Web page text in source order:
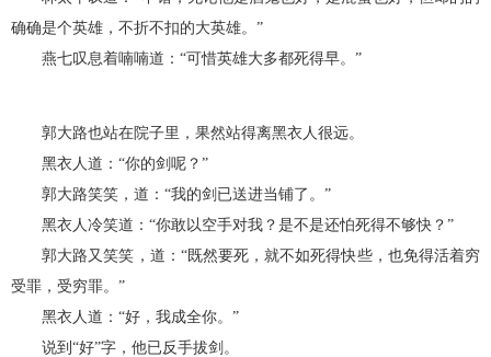
确确是个英雄，不折不扣的大英雄。”
燕七叹息着喃喃道：“可惜英雄大多都死得早。”
郭大路也站在院子里，果然站得离黑衣人很远。
黑衣人道：“你的剑呢？”
郭大路笑笑，道：“我的剑已送进当铺了。”
黑衣人冷笑道：“你敢以空手对我？是不是还怕死得不够快？”
郭大路又笑笑，道：“既然要死，就不如死得快些，也免得活着穷
受罪，受穷罪。”
黑衣人道：“好，我成全你。”
说到“好”字，他已反手拔剑。